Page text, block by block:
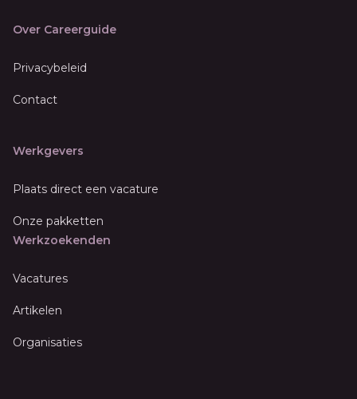
Over Careerguide
Privacybeleid
Contact
Werkgevers
Plaats direct een vacature
Onze pakketten
Werkzoekenden
Vacatures
Artikelen
Organisaties